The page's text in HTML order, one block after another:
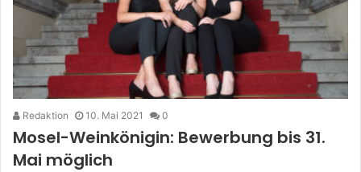
Redaktion 10. Mai 2021 0
Mosel-Weinkönigin: Bewerbung bis 31.
Mai möglich